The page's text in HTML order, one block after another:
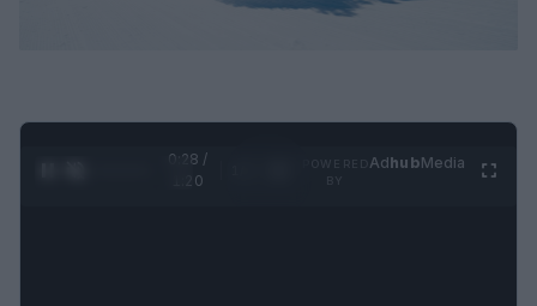
0:28 /
1:20
AdhubMedia